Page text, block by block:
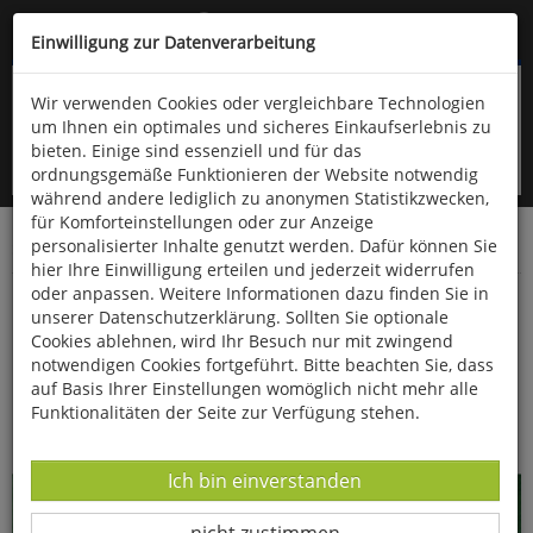
Kompletten Head der Seite überspringen
oder (06766) 9323-960
Startseite Bücher Verschiedene Sachgebiete
Das Buch vom Sandmann
Einwilligung zur Datenverarbeitung
Wir verwenden Cookies oder vergleichbare Technologien
um Ihnen ein optimales und sicheres Einkaufserlebnis zu
bieten. Einige sind essenziell und für das
ordnungsgemäße Funktionieren der Website notwendig
während andere lediglich zu anonymen Statistikzwecken,
für Komforteinstellungen oder zur Anzeige
personalisierter Inhalte genutzt werden. Dafür können Sie
hier Ihre Einwilligung erteilen und jederzeit widerrufen
oder anpassen. Weitere Informationen dazu finden Sie in
unserer Datenschutzerklärung. Sollten Sie optionale
Cookies ablehnen, wird Ihr Besuch nur mit zwingend
notwendigen Cookies fortgeführt. Bitte beachten Sie, dass
auf Basis Ihrer Einstellungen womöglich nicht mehr alle
Funktionalitäten der Seite zur Verfügung stehen.
Datenverarbeitung -
Ich bin einverstanden